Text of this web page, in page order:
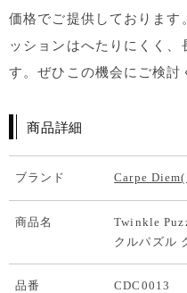
価格でご提供しております
ッションはへたりにくく、
す。ぜひこの機会にご検討
商品詳細
ブランド Carpe
商品名
Twinkle
クルパズル
品番 CDC0013